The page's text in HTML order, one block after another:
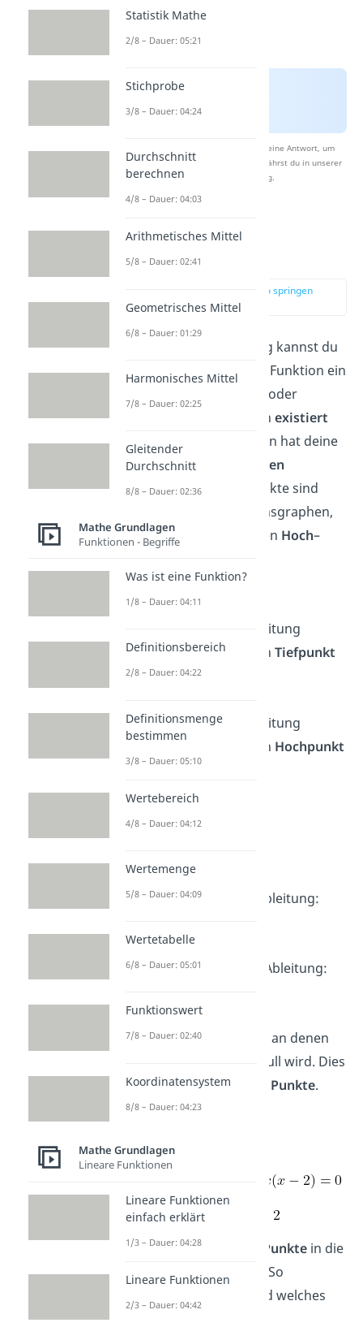
Nach Beantwortung speichern wir deine Antwort, um
Studyflix zu verbessern. Mehr dazu erfährst du in unserer
Datenschutzerklärung.
2. Ableitung und
Extrempunkte
zur Stelle im Video springen
(00:35)
Mit der zweiten Ableitung kannst du
feststellen, ob bei deiner Funktion ein
(Minimum oder
Maximum) vorliegt. Denn existiert
die zweite Ableitung, dann hat deine
Funktionmindestens einen
Extrempunkt. Extrempunkte sind
Punkte auf dem Funktionsgraphen,
an dem die Funktion einen Hoch–
Erklärung:
Wenn die zweite Ableitung
ist, liegt ein Tiefpunkt
vor.
Wenn die zweite Ableitung
ist, liegt ein Hochpunkt
vor.
Beispiel:
Berechne die erste Ableitung:
Berechne die zweite Ableitung:
Berechne die Punkte, an denen
die erste Ableitung Null wird. Dies
sind deinekritischen Punkte.
Setze diekritischen Punktein die
zweite Ableitung ein. So
bestimmst du, ob und welches
Statistik Mathe
2/8 – Dauer: 05:21
Stichprobe
3/8 – Dauer: 04:24
Durchschnitt
berechnen
4/8 – Dauer: 04:03
Arithmetisches Mittel
5/8 – Dauer: 02:41
Geometrisches Mittel
6/8 – Dauer: 01:29
Harmonisches Mittel
7/8 – Dauer: 02:25
Gleitender
Durchschnitt
8/8 – Dauer: 02:36
Mathe Grundlagen
Funktionen - Begriffe
Was ist eine Funktion?
1/8 – Dauer: 04:11
Definitionsbereich
2/8 – Dauer: 04:22
Definitionsmenge
bestimmen
3/8 – Dauer: 05:10
Wertebereich
4/8 – Dauer: 04:12
Wertemenge
5/8 – Dauer: 04:09
Wertetabelle
6/8 – Dauer: 05:01
Funktionswert
7/8 – Dauer: 02:40
Koordinatensystem
8/8 – Dauer: 04:23
Mathe Grundlagen
Lineare Funktionen
Lineare Funktionen
einfach erklärt
1/3 – Dauer: 04:28
Lineare Funktionen
2/3 – Dauer: 04:42